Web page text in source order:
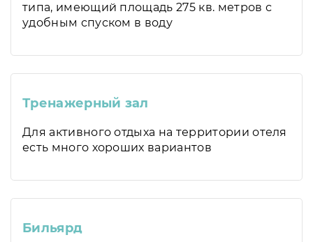
типа, имеющий площадь 275 кв. метров с
удобным спуском в воду
Тренажерный зал
Для активного отдыха на территории отеля
есть много хороших вариантов
Бильярд